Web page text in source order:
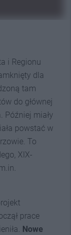
i Regionu
dla
tam
do głównej
Później miały
powstać w
To
XIX-
prace
Nowe